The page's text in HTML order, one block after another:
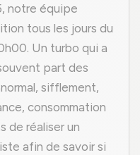
notre équipe
tous les jours du
Un turbo qui a
part des
sifflement,
consommation
de réaliser un
afin de savoir si